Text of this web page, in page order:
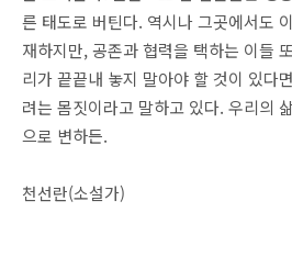
른 태도로 버틴다. 역시나 그곳에서도
재하지만, 공존과 협력을 택하는 이들
리가 끝끝내 놓지 말아야 할 것이 있다
려는 몸짓이라고 말하고 있다. 우리의
으로 변하든.
천선란(소설가)